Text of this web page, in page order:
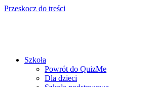
Przeskocz do treści
Szkoła
Powrót do QuizMe
Dla dzieci